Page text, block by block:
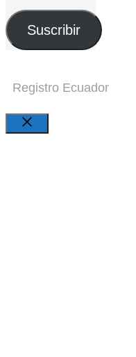
de
emailSuscribir
Registro Ecuador
Close